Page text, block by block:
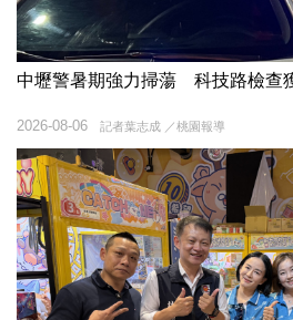
中壢警暑期強力掃蕩 科技路檢查
記者葉志成 ／桃園報導
2026-08-06